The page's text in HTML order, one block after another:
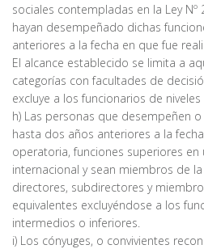
sociales contempladas en la Ley
hayan desempeñado dichas
anteriores a la fecha en que fue
El alcance establecido se limita a
categorías con facultades de
excluye a los funcionarios de
h) Las personas que desempeñen
hasta dos años anteriores a la
operatoria, funciones superiores en
internacional y sean miembros de
directores, subdirectores y
equivalentes excluyéndose a los
intermedios o inferiores.
i) Los cónyuges, o convivientes